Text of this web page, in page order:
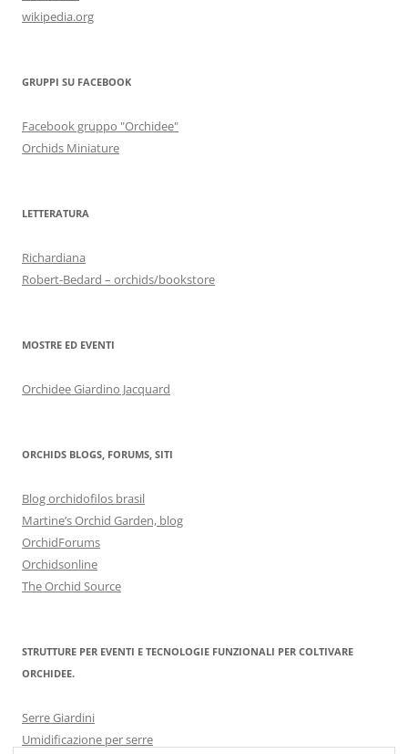
wikipedia.org
GRUPPI SU FACEBOOK
Facebook gruppo "Orchidee"
Orchids Miniature
LETTERATURA
Richardiana
Robert-Bedard – orchids/bookstore
MOSTRE ED EVENTI
Orchidee Giardino Jacquard
ORCHIDS BLOGS, FORUMS, SITI
Blog orchidofilos brasil
Martine’s Orchid Garden, blog
OrchidForums
Orchidsonline
The Orchid Source
STRUTTURE PER EVENTI E TECNOLOGIE FUNZIONALI PER COLTIVARE
ORCHIDEE.
Serre Giardini
Umidificazione per serre